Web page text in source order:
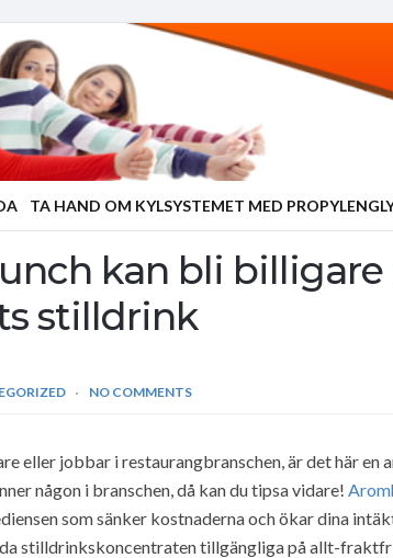
TA HAND OM KYLSYSTEMET MED
kan bli
stilldrink
NO COMMENTS
eller jobbar i restaurangbranschen, är det här en
någon i branschen, då kan du tipsa vidare!
som sänker kostnaderna och ökar dina
stilldrinkskoncentraten tillgängliga på allt-